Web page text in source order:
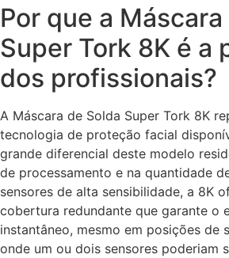
Por que a
Super Tork 8K é a
dos profissionais?
A Máscara de Solda Super Tork 8K
tecnologia de proteção facial
grande diferencial deste modelo
de processamento e na quantidade
sensores de alta sensibilidade, a 8K
cobertura redundante que garante o
instantâneo, mesmo em posições de
onde um ou dois sensores poderiam